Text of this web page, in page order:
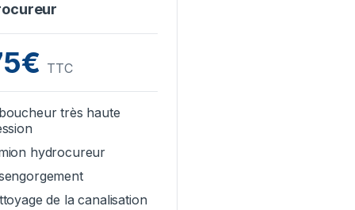
TTC
très haute
hydrocureur
de la canalisation